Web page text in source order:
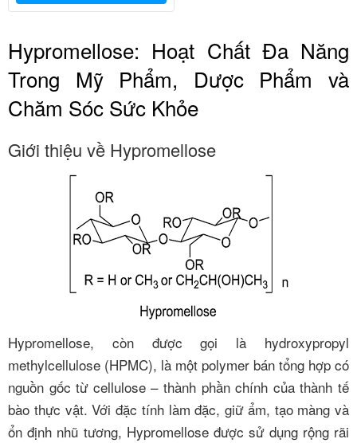
Hypromellose: Hoạt Chất Đa Năng
Trong Mỹ Phẩm, Dược Phẩm và
Chăm Sóc Sức Khỏe
Giới thiệu về Hypromellose
Hypromellose, còn được gọi là hydroxypropyl
methylcellulose (HPMC), là một polymer bán tổng hợp có
nguồn gốc từ cellulose – thành phần chính của thành tế
bào thực vật. Với đặc tính làm đặc, giữ ẩm, tạo màng và
ổn định nhũ tương, Hypromellose được sử dụng rộng rãi